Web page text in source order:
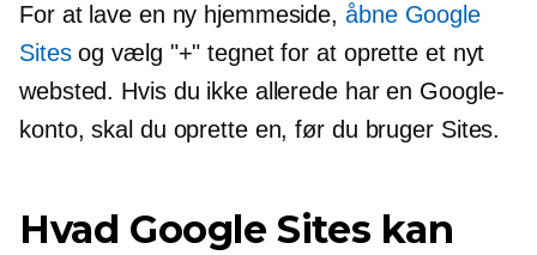
For at lave en ny hjemmeside, åbne Google
Sitesog vælg "+" tegnet for at oprette et nyt
websted. Hvis du ikke allerede har en Google-
konto, skal du oprette en, før du bruger Sites.
Hvad Google Sites kan